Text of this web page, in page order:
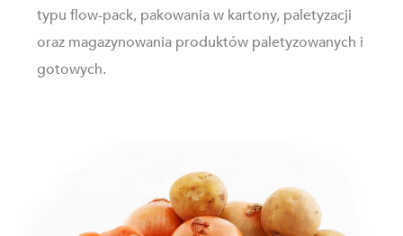
typu flow-pack, pakowania w kartony, paletyzacji
oraz magazynowania produktów paletyzowanych i
gotowych.